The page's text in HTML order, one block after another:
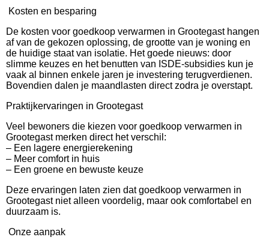
Kosten en besparing
De kosten voor goedkoop verwarmen in Grootegast hangen
af van de gekozen oplossing, de grootte van je woning en
de huidige staat van isolatie. Het goede nieuws: door
slimme keuzes en het benutten van ISDE-subsidies kun je
vaak al binnen enkele jaren je investering terugverdienen.
Bovendien dalen je maandlasten direct zodra je overstapt.
Praktijkervaringen in Grootegast
Veel bewoners die kiezen voor goedkoop verwarmen in
Grootegast merken direct het verschil:
– Een lagere energierekening
– Meer comfort in huis
– Een groene en bewuste keuze
Deze ervaringen laten zien dat goedkoop verwarmen in
Grootegast niet alleen voordelig, maar ook comfortabel en
duurzaam is.
Onze aanpak